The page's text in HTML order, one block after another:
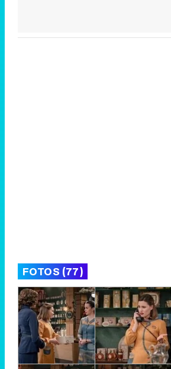
FOTOS (77)